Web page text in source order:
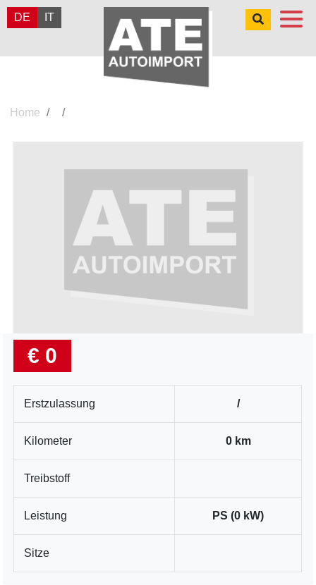
DE IT
Home
€ 0
Erstzulassung /
Kilometer 0 km
Treibstoff
Leistung PS (0 kW)
Sitze